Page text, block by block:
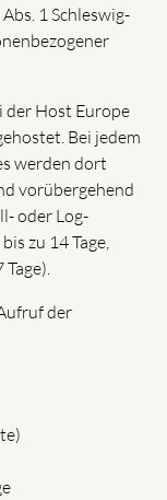
1 Schleswig-
der Host Europe
Bei jedem
werden dort
vorübergehend
oder Log-
zu 14 Tage,
der